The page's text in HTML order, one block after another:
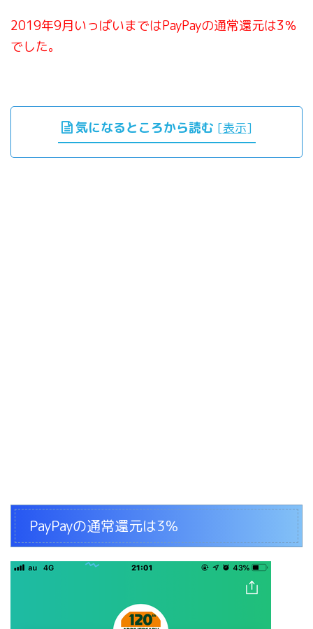
2019年9月いっぱいまではPayPayの通常還元は3％
でした。
気になるところから読む [表示]
PayPayの通常還元は3％